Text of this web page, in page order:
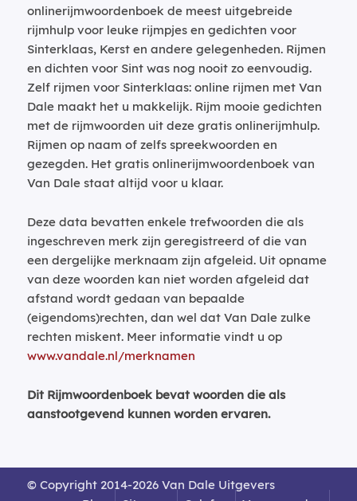
onlinerijmwoordenboek de meest uitgebreide
rijmhulp voor leuke rijmpjes en gedichten voor
Sinterklaas, Kerst en andere gelegenheden. Rijmen
en dichten voor Sint was nog nooit zo eenvoudig.
Zelf rijmen voor Sinterklaas: online rijmen met Van
Dale maakt het u makkelijk. Rijm mooie gedichten
met de rijmwoorden uit deze gratis onlinerijmhulp.
Rijmen op naam of zelfs spreekwoorden en
gezegden. Het gratis onlinerijmwoordenboek van
Van Dale staat altijd voor u klaar.
Deze data bevatten enkele trefwoorden die als
ingeschreven merk zijn geregistreerd of die van
een dergelijke merknaam zijn afgeleid. Uit opname
van deze woorden kan niet worden afgeleid dat
afstand wordt gedaan van bepaalde
(eigendoms)rechten, dan wel dat Van Dale zulke
rechten miskent. Meer informatie vindt u op
www.vandale.nl/merknamen
Dit Rijmwoordenboek bevat woorden die als
aanstootgevend kunnen worden ervaren.
© Copyright 2014-2026 Van Dale Uitgevers